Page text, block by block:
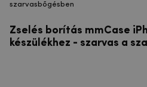
szarvasbőgésben
Zselés borítás mmCase
készülékhez - szarvas a